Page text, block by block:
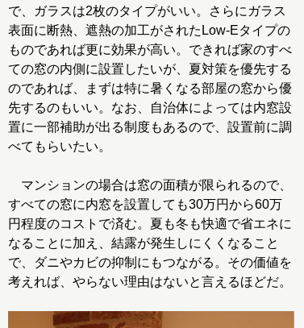
で、ガラスは2枚のタイプがいい。さらにガラス
表面に断熱、遮熱の加工がされたLow-Eタイプの
ものであれば更に効果が高い。できれば家のすべ
ての窓の内側に設置したいが、夏対策を優先する
のであれば、まずは特に暑くなる部屋の窓から優
先するのもいい。なお、自治体によっては内窓設
置に一部補助が出る制度もあるので、設置前に調
べてもらいたい。
マンションの場合は窓の面積が限られるので、
すべての窓に内窓を設置しても30万円から60万
円程度のコストで済む。夏も冬も快適で省エネに
なることに加え、結露が発生しにくくなること
で、ダニやカビの抑制にもつながる。その価値を
考えれば、やらない理由はないと言えるほどだ。